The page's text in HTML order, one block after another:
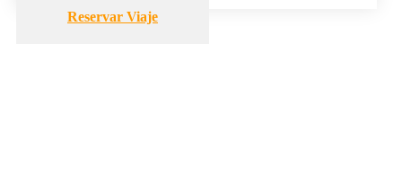
Reservar Viaje